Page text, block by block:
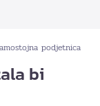
podjetnica
bi